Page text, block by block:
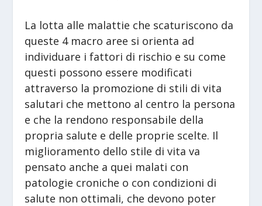
La lotta alle malattie che scaturiscono da
queste 4 macro aree si orienta ad
individuare i fattori di rischio e su come
questi possono essere modificati
attraverso la promozione di stili di vita
salutari che mettono al centro la persona
e che la rendono responsabile della
propria salute e delle proprie scelte. Il
miglioramento dello stile di vita va
pensato anche a quei malati con
patologie croniche o con condizioni di
salute non ottimali, che devono poter